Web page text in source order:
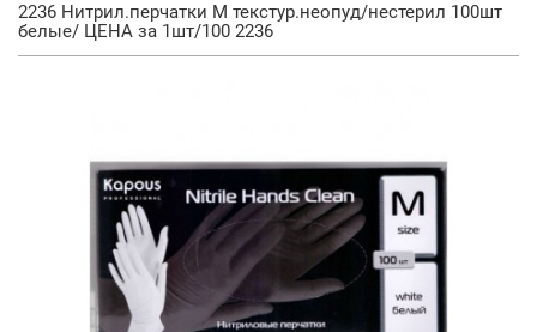
2236 Нитрил.перчатки M текстур.неопуд/нестерил 100шт
белые/ ЦЕНА за 1шт/100 2236